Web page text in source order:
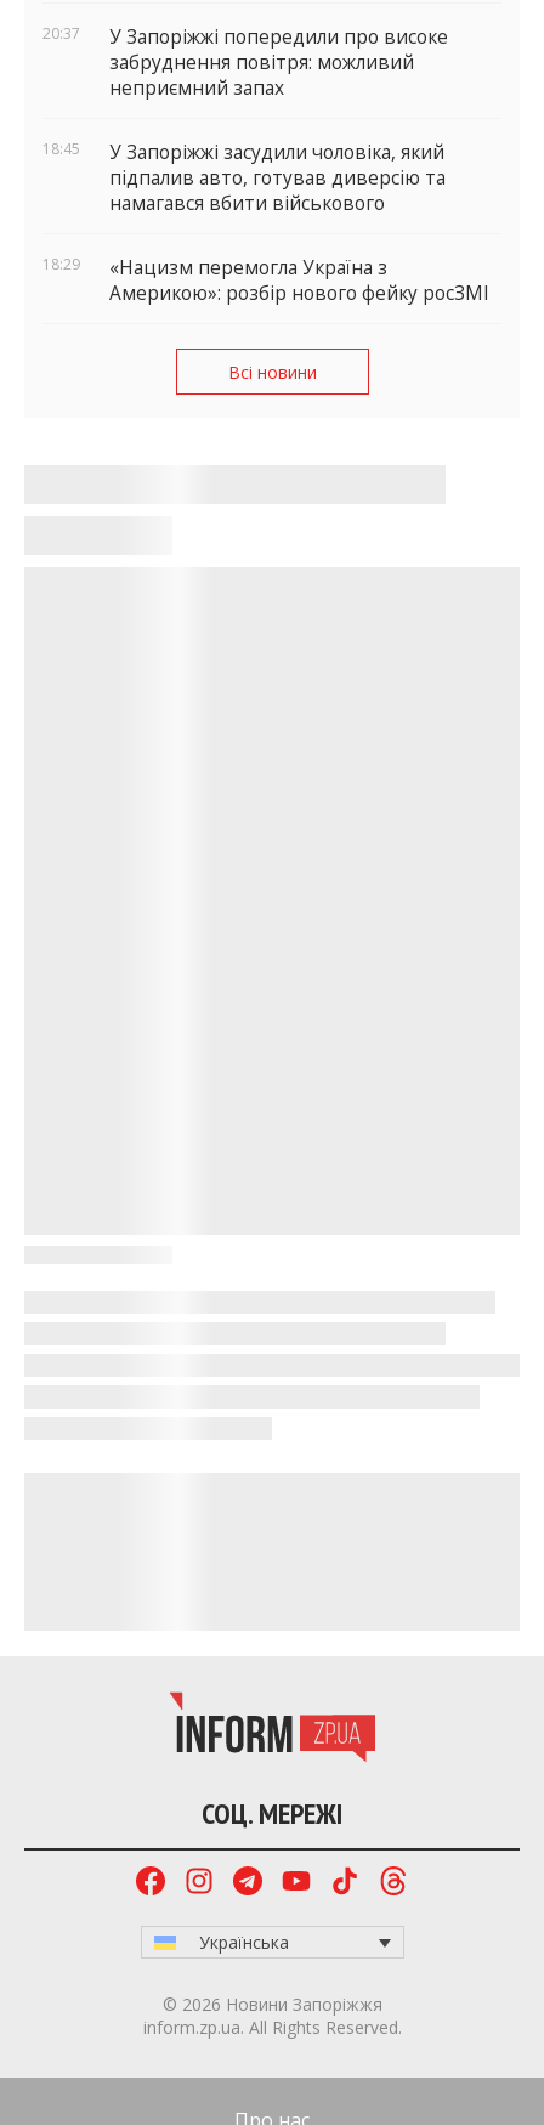
20:37
У Запоріжжі попередили про високе
забруднення повітря: можливий
неприємний запах
18:45
У Запоріжжі засудили чоловіка, який
підпалив авто, готував диверсію та
намагався вбити військового
18:29
«Нацизм перемогла Україна з
Америкою»: розбір нового фейку росЗМІ
Всі новини
СОЦ. МЕРЕЖІ
Українська
© 2026 Новини Запоріжжя
inform.zp.ua. All Rights Reserved.